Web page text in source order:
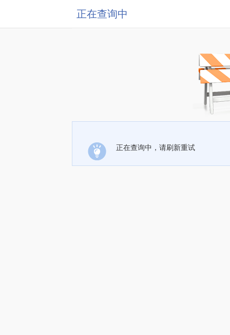
正在查询中
正在查询中，请刷新重试